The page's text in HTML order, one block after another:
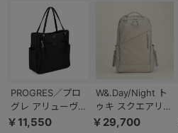
・オープンポケット×4
・A4サイズクッションポケット×1
PROGRES／プロ
グレ アリューヴ
トートバッグ A4
￥11,550
W&.Day/Night ト
ゥキ スクエアリュ
ック B4サイズ
￥29,700